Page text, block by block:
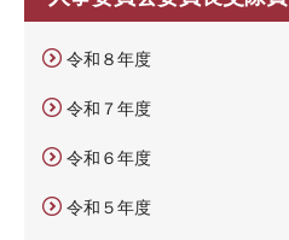
令和８年度
令和７年度
令和６年度
令和５年度